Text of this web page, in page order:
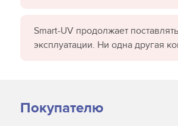
Smart-UV продолжает
эксплуатации. Ни одна другая
Покупателю